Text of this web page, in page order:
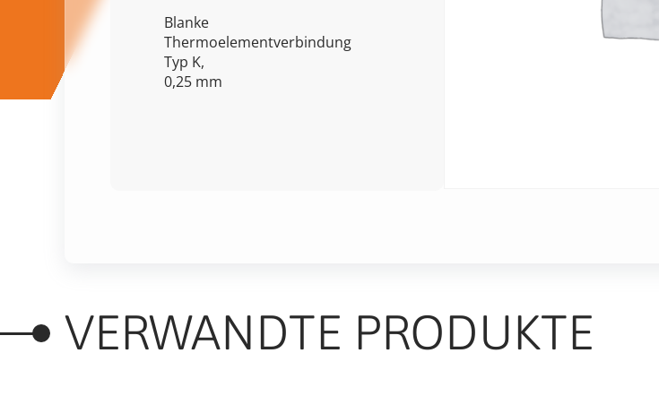
Blanke
Thermoelementverbindung
Typ K,
0,25 mm
VERWANDTE PRODUKTE